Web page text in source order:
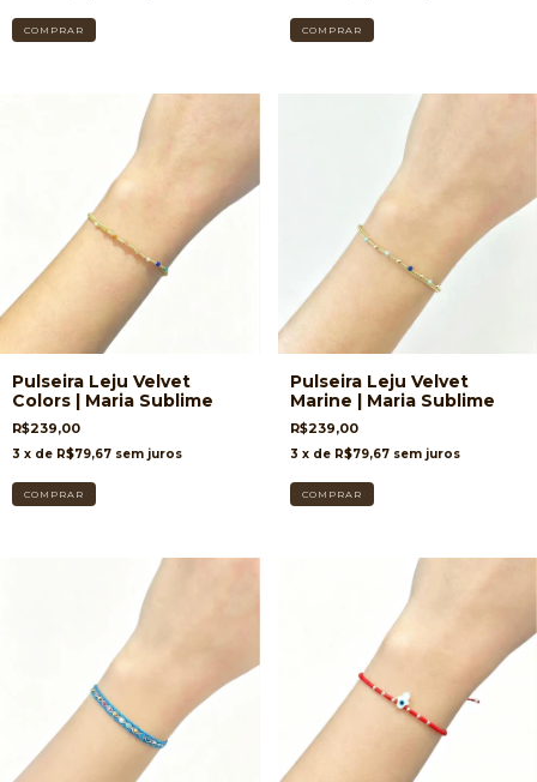
Pulseira Leju Velvet
Colors | Maria Sublime
R$239,00
3 x de R$79,67 sem juros
Pulseira Leju Velvet
Marine | Maria Sublime
R$239,00
3 x de R$79,67 sem juros